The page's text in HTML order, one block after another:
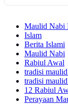
Maulid Nabi
Islam
Berita Islami
Maulid Nabi
Rabiul Awal
tradisi
tradisi
12 Rabiul
Perayaan